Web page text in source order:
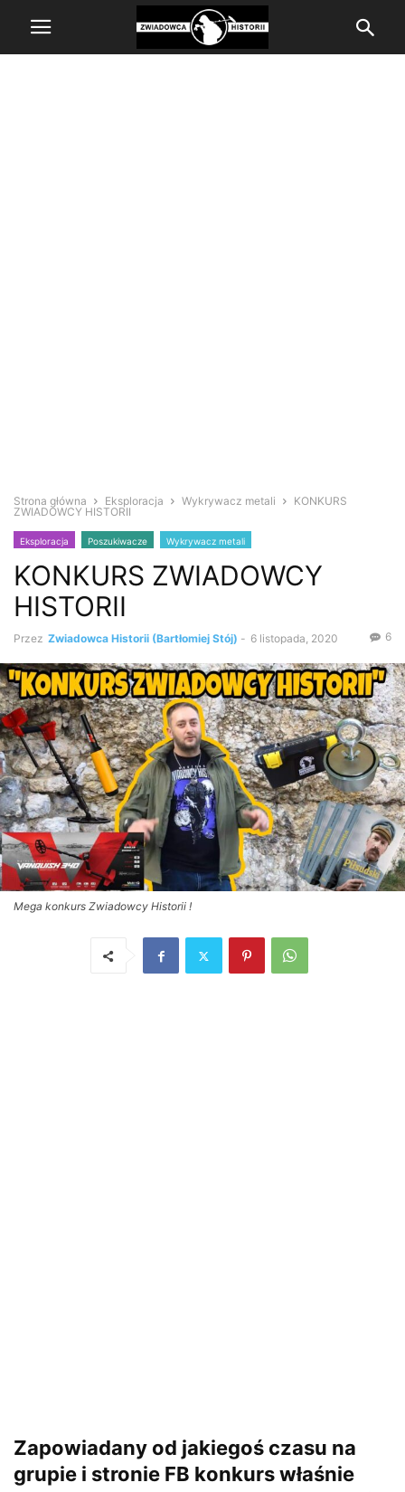
Strona główna Eksploracja Wykrywacz metali
KONKURS
ZWIADOWCY HISTORII
Eksploracja Poszukiwacze Wykrywacz metali
KONKURS ZWIADOWCY
HISTORII
Przez Zwiadowca Historii (Bartłomiej Stój) - 6 listopada, 2020 6
Mega konkurs Zwiadowcy Historii !
Zapowiadany od jakiegoś czasu na
grupie i stronie FB konkurs właśnie